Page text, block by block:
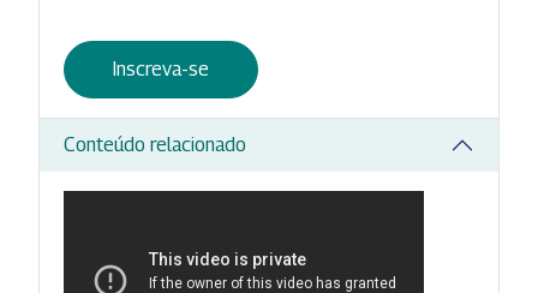
Inscreva-se
Conteúdo relacionado